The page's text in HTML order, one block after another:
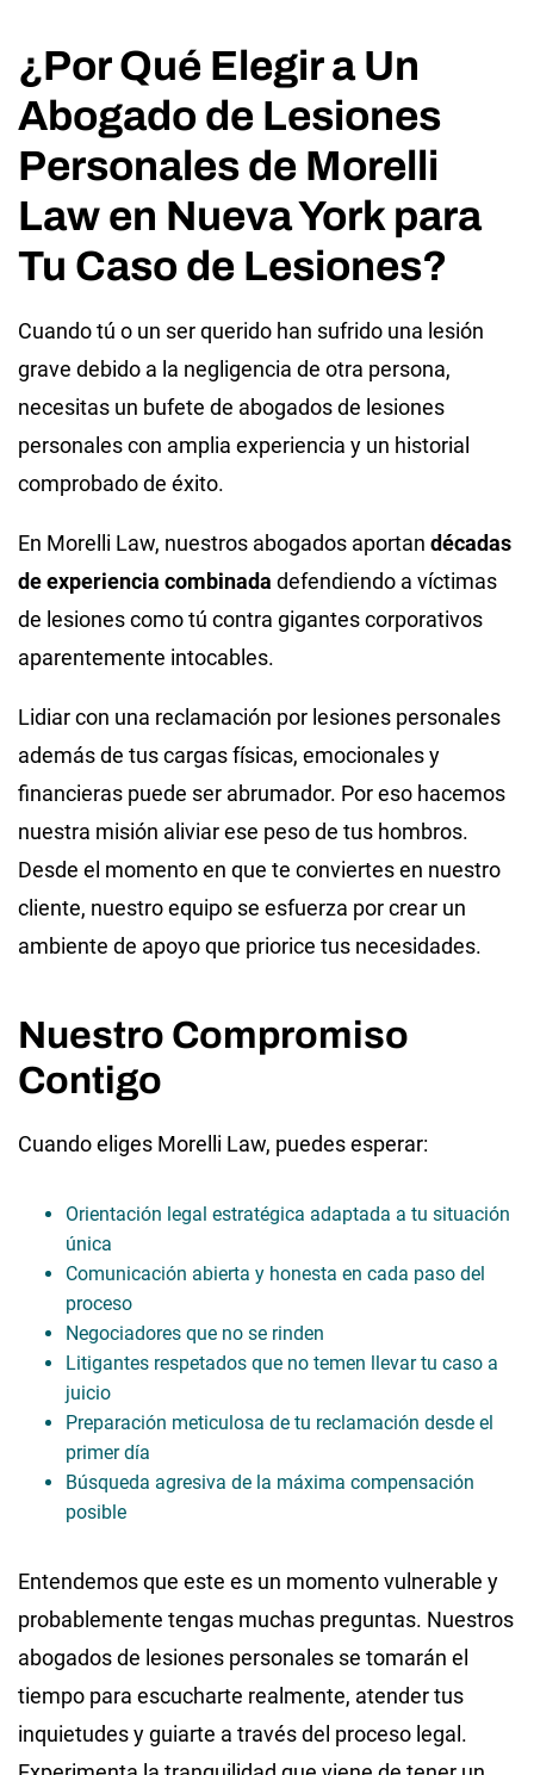
¿Por Qué Elegir a Un
Abogado de Lesiones
Personales de Morelli
Law en Nueva York para
Tu Caso de Lesiones?
Cuando tú o un ser querido han sufrido una lesión
grave debido a la negligencia de otra persona,
necesitas un bufete de abogados de lesiones
personales con amplia experiencia y un historial
comprobado de éxito.
En Morelli Law, nuestros abogados aportan décadas
de experiencia combinada defendiendo a víctimas
de lesiones como tú contra gigantes corporativos
aparentemente intocables.
Lidiar con una reclamación por lesiones personales
además de tus cargas físicas, emocionales y
financieras puede ser abrumador. Por eso hacemos
nuestra misión aliviar ese peso de tus hombros.
Desde el momento en que te conviertes en nuestro
cliente, nuestro equipo se esfuerza por crear un
ambiente de apoyo que priorice tus necesidades.
Nuestro Compromiso
Contigo
Cuando eliges Morelli Law, puedes esperar:
Orientación legal estratégica adaptada a tu situación
única
Comunicación abierta y honesta en cada paso del
proceso
Negociadores que no se rinden
Litigantes respetados que no temen llevar tu caso a
juicio
Preparación meticulosa de tu reclamación desde el
primer día
Búsqueda agresiva de la máxima compensación
posible
Entendemos que este es un momento vulnerable y
probablemente tengas muchas preguntas. Nuestros
abogados de lesiones personales se tomarán el
tiempo para escucharte realmente, atender tus
inquietudes y guiarte a través del proceso legal.